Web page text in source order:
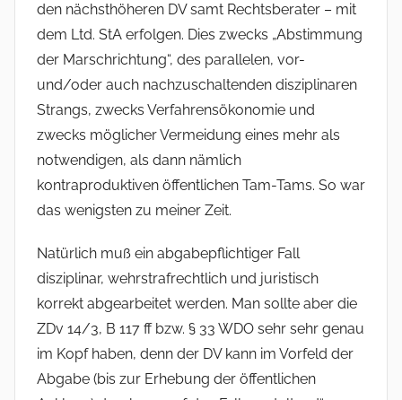
den nächsthöheren DV samt Rechtsberater – mit
dem Ltd. StA erfolgen. Dies zwecks „Abstimmung
der Marschrichtung“, des parallelen, vor-
und/oder auch nachzuschaltenden disziplinaren
Strangs, zwecks Verfahrensökonomie und
zwecks möglicher Vermeidung eines mehr als
notwendigen, als dann nämlich
kontraproduktiven öffentlichen Tam-Tams. So war
das wenigsten zu meiner Zeit.
Natürlich muß ein abgabepflichtiger Fall
disziplinar, wehrstrafrechtlich und juristisch
korrekt abgearbeitet werden. Man sollte aber die
ZDv 14/3, B 117 ff bzw. § 33 WDO sehr sehr genau
im Kopf haben, denn der DV kann im Vorfeld der
Abgabe (bis zur Erhebung der öffentlichen